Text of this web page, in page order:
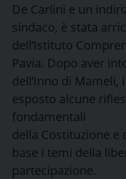
De Carlini e un
sindaco, è stata
dell’Istituto
Pavia. Dopo aver
dell’Inno di
esposto alcune
fondamentali
della Costituzione e
base i temi della
partecipazione.